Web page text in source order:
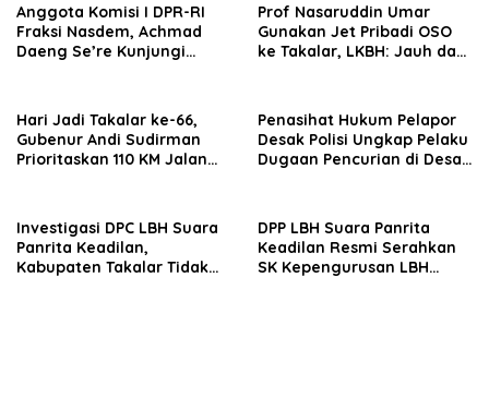
Anggota Komisi I DPR-RI
Fraksi Nasdem, Achmad
Daeng Se’re Kunjungi
Aspirasi Prajurit
Prof Nasaruddin Umar
Gunakan Jet Pribadi OSO
ke Takalar, LKBH: Jauh dari
Hari Jadi Takalar ke-66,
Gubenur Andi Sudirman
Prioritaskan 110 KM Jalan
Penasihat Hukum Pelapor
Desak Polisi Ungkap Pelaku
Dugaan Pencurian di Desa
Investigasi DPC LBH Suara
Panrita Keadilan,
Kabupaten Takalar Tidak
DPP LBH Suara Panrita
Keadilan Resmi Serahkan
SK Kepengurusan LBH